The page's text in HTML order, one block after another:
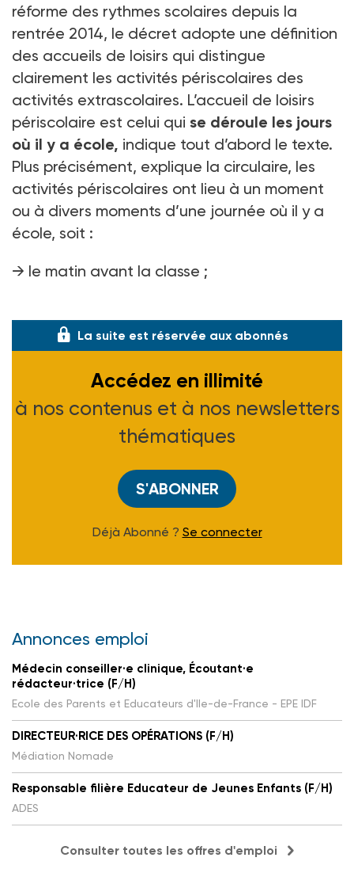
réforme des rythmes scolaires depuis la
rentrée 2014, le décret adopte une définition
des accueils de loisirs qui distingue
clairement les activités périscolaires des
activités extrascolaires. L’accueil de loisirs
périscolaire est celui qui se déroule les jours
où il y a école, indique tout d’abord le texte.
Plus précisément, explique la circulaire, les
activités périscolaires ont lieu à un moment
ou à divers moments d’une journée où il y a
école, soit :
→ le matin avant la classe ;
La suite est réservée aux abonnés
Accédez en illimité
à nos contenus et à nos newsletters
thématiques
S'ABONNER
Déjà Abonné ? Se connecter
Annonces emploi
Médecin conseiller·e clinique, Écoutant·e
rédacteur·trice (F/H)
Ecole des Parents et Educateurs d'Ile-de-France - EPE IDF
DIRECTEUR·RICE DES OPÉRATIONS (F/H)
Médiation Nomade
Responsable filière Educateur de Jeunes Enfants (F/H)
ADES
Consulter toutes les offres d'emploi